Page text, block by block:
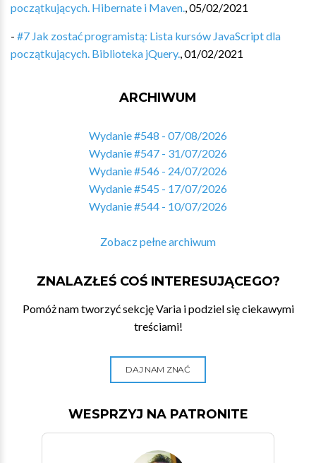
początkujących. Hibernate i Maven.,05/02/2021
- #7 Jak zostać programistą: Lista kursów JavaScript dla
początkujących. Biblioteka jQuery.,01/02/2021
ARCHIWUM
Wydanie #548 - 07/08/2026
Wydanie #547 - 31/07/2026
Wydanie #546 - 24/07/2026
Wydanie #545 - 17/07/2026
Wydanie #544 - 10/07/2026
Zobacz pełne archiwum
ZNALAZŁEŚ COŚ INTERESUJĄCEGO?
Pomóż nam tworzyć sekcję Varia i podziel się ciekawymi
treściami!
DAJ NAM ZNAĆ
WESPRZYJ NA PATRONITE